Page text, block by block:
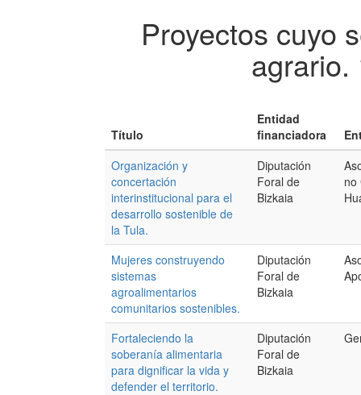
Proyectos cuyo
agrario.
Título
Entidad
financiadora
Organización y
concertación
interinstitucional para el
desarrollo sostenible de
la Tula.
Diputación
Foral de
Bizkaia
no
Mujeres construyendo
sistemas
agroalimentarios
comunitarios sostenibles.
Diputación
Foral de
Bizkaia
Fortaleciendo la
soberanía alimentaria
para dignificar la vida y
defender el territorio.
Diputación
Foral de
Bizkaia